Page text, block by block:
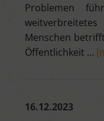
Problemen
Menschen
Öffentlichkeit …
16.12.2023